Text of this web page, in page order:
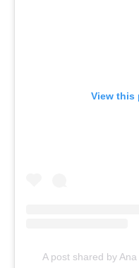
View this
A post shared by